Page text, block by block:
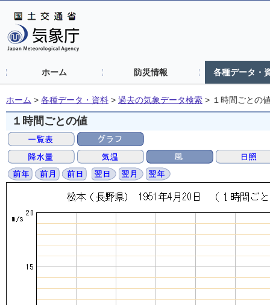
ホーム 防災情報 各種データ・
ホーム > 各種データ・資料 > 過去の気象データ検索 > １時間ごとの
１時間ごとの値